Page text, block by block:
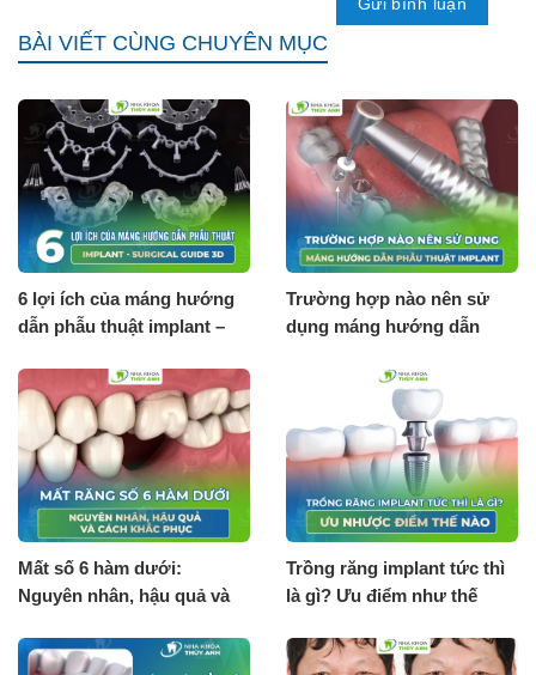
BÀI VIẾT CÙNG CHUYÊN MỤC
6 lợi ích của máng hướng
dẫn phẫu thuật implant –
Trường hợp nào nên sử
dụng máng hướng dẫn
Mất số 6 hàm dưới:
Nguyên nhân, hậu quả và
Trồng răng implant tức thì
là gì? Ưu điểm như thế